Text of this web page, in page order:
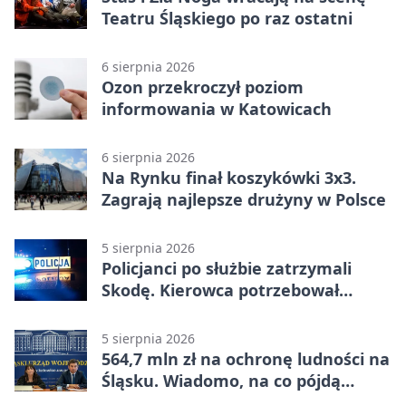
Teatru Śląskiego po raz ostatni
6 sierpnia 2026
Ozon przekroczył poziom
informowania w Katowicach
6 sierpnia 2026
Na Rynku finał koszykówki 3x3.
Zagrają najlepsze drużyny w Polsce
5 sierpnia 2026
Policjanci po służbie zatrzymali
Skodę. Kierowca potrzebował
5 sierpnia 2026
564,7 mln zł na ochronę ludności na
Śląsku. Wiadomo, na co pójdą